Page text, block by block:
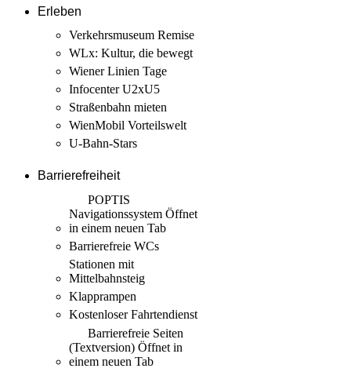
Erleben
Verkehrsmuseum Remise
WLx: Kultur, die bewegt
Wiener Linien Tage
Infocenter U2xU5
Straßenbahn mieten
WienMobil Vorteilswelt
U-Bahn-Stars
Barrierefreiheit
POPTIS
Navigationssystem Öffnet
in einem neuen Tab
Barrierefreie WCs
Stationen mit
Mittelbahnsteig
Klapprampen
Kostenloser Fahrtendienst
Barrierefreie Seiten
(Textversion) Öffnet in
einem neuen Tab